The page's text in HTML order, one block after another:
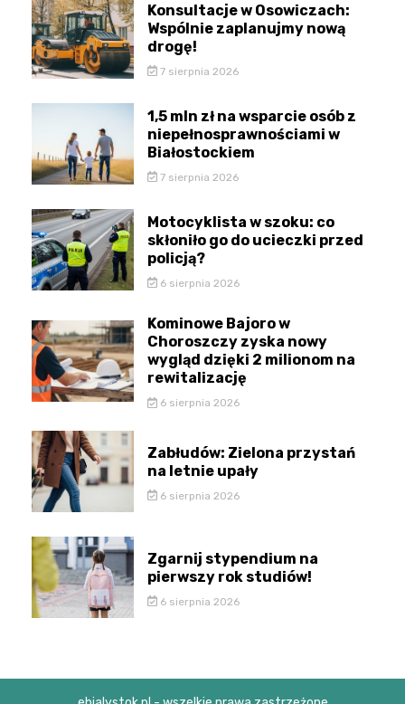
Konsultacje w Osowiczach:
Wspólnie zaplanujmy nową
drogę!
7 sierpnia 2026
1,5 mln zł na wsparcie osób z
niepełnosprawnościami w
Białostockiem
7 sierpnia 2026
Motocyklista w szoku: co
skłoniło go do ucieczki przed
policją?
6 sierpnia 2026
Kominowe Bajoro w
Choroszczy zyska nowy
wygląd dzięki 2 milionom na
rewitalizację
6 sierpnia 2026
Zabłudów: Zielona przystań
na letnie upały
6 sierpnia 2026
Zgarnij stypendium na
pierwszy rok studiów!
6 sierpnia 2026